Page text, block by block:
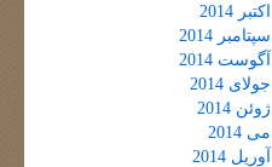
اکتبر 2014
سپتامبر 2014
آگوست 2014
جولای 2014
ژوئن 2014
می 2014
آوریل 2014